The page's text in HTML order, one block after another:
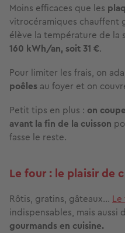
Moins efficaces que les
vitrocéramiques chauffent
élève la température de la
160 kWh/an, soit 31 €.
Pour limiter les frais, on
poêles au foyer et on
Petit tips en plus : on
avant la fin de la cuisson
fasse le reste.
Le four : le plaisir de
Rôtis, gratins, gâteaux…
indispensables, mais aussi
gourmands en cuisine.